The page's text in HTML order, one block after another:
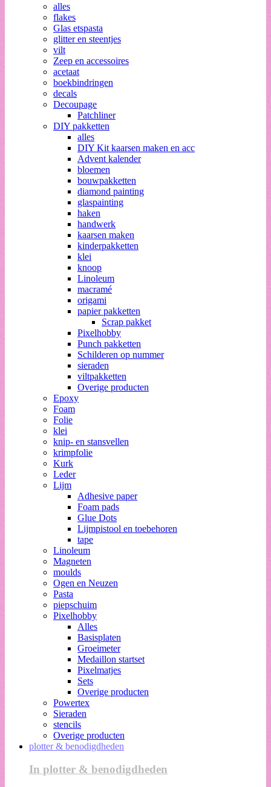
alles
flakes
Glas etspasta
glitter en steentjes
vilt
Zeep en accessoires
acetaat
boekbindringen
decals
Decoupage
Patchliner
DIY pakketten
alles
DIY Kit kaarsen maken en acc
Advent kalender
bloemen
bouwpakketten
diamond painting
glaspainting
haken
handwerk
kaarsen maken
kinderpakketten
klei
knoop
Linoleum
macramé
origami
papier pakketten
Scrap pakket
Pixelhobby
Punch pakketten
Schilderen op nummer
sieraden
viltpakketten
Overige producten
Epoxy
Foam
Folie
klei
knip- en stansvellen
krimpfolie
Kurk
Leder
Lijm
Adhesive paper
Foam pads
Glue Dots
Lijmpistool en toebehoren
tape
Linoleum
Magneten
moulds
Ogen en Neuzen
Pasta
piepschuim
Pixelhobby
Alles
Basisplaten
Groeimeter
Medaillon startset
Pixelmatjes
Sets
Overige producten
Powertex
Sieraden
stencils
Overige producten
plotter & benodigdheden
In plotter & benodigdheden